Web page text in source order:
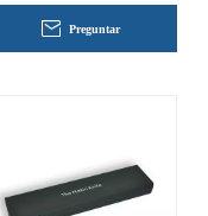
doble cara
Preguntar